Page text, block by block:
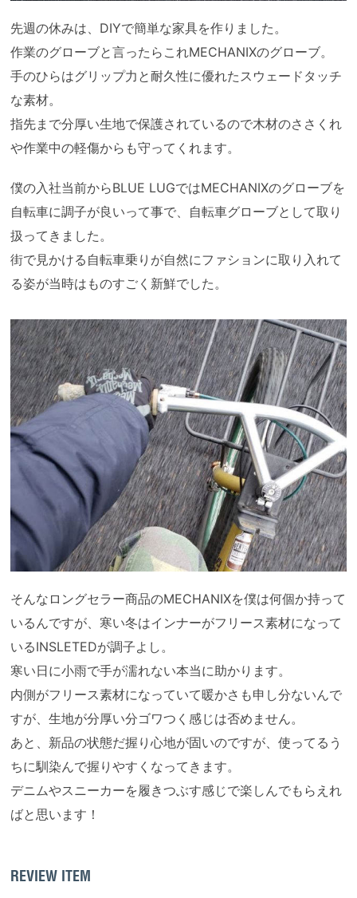
先週の休みは、DIYで簡単な家具を作りました。
作業のグローブと言ったらこれMECHANIXのグローブ。
手のひらはグリップ力と耐久性に優れたスウェードタッチ
な素材。
指先まで分厚い生地で保護されているので木材のささくれ
や作業中の軽傷からも守ってくれます。
僕の入社当前からBLUE LUGではMECHANIXのグローブを
自転車に調子が良いって事で、自転車グローブとして取り
扱ってきました。
街で見かける自転車乗りが自然にファションに取り入れて
る姿が当時はものすごく新鮮でした。
そんなロングセラー商品のMECHANIXを僕は何個か持って
いるんですが、寒い冬はインナーがフリース素材になって
いるINSLETEDが調子よし。
寒い日に小雨で手が濡れない本当に助かります。
内側がフリース素材になっていて暖かさも申し分ないんで
すが、生地が分厚い分ゴワつく感じは否めません。
あと、新品の状態だ握り心地が固いのですが、使ってるう
ちに馴染んで握りやすくなってきます。
デニムやスニーカーを履きつぶす感じで楽しんでもらえれ
ばと思います！
REVIEW ITEM